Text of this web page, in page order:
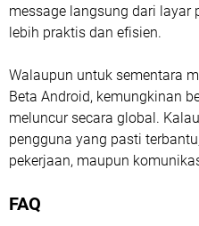
message langsung dari layar
lebih praktis dan efisien.
Walaupun untuk sementara
Beta Android, kemungkinan
meluncur secara global.
pengguna yang pasti
pekerjaan, maupun
FAQ